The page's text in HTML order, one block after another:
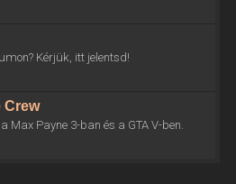
Kérjük, itt jelentsd!
Crew
Max Payne 3-ban és a GTA V-ben.